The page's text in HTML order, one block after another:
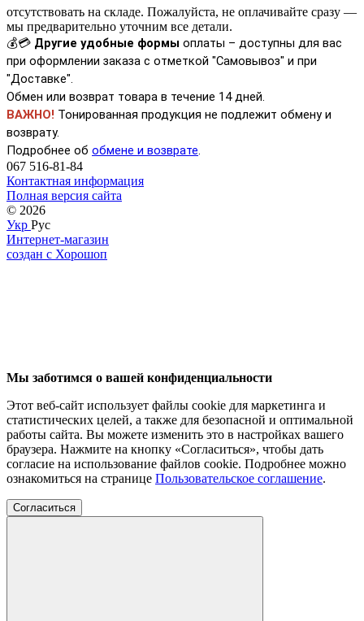
отсутствовать на складе. Пожалуйста, не оплачивайте сразу —
мы предварительно уточним все детали.
💰💳 Другие удобные формы оплаты – доступны для вас
при оформлении заказа с отметкой "Самовывоз" и при
"Доставке".
Обмен или возврат товара в течение 14 дней.
ВАЖНО! Тонированная продукция не подлежит обмену и
возврату.
Подробнее об обмене и возврате.
067 516-81-84
Контактная информация
Полная версия сайта
© 2026
Укр Рус
Интернет-магазин
создан с Хорошоп
Мы заботимся о вашей конфиденциальности
Этот веб-сайт использует файлы cookie для маркетинга и
статистических целей, а также для безопасной и оптимальной
работы сайта. Вы можете изменить это в настройках вашего
браузера. Нажмите на кнопку «Согласиться», чтобы дать
согласие на использование файлов cookie. Подробнее можно
ознакомиться на странице Пользовательское соглашение.
Согласиться